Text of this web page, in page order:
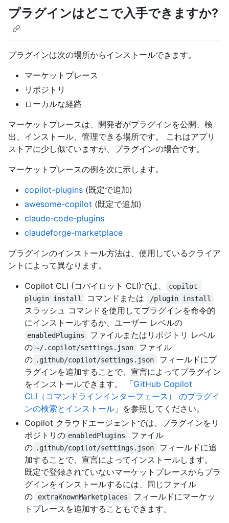
プラグインはどこで入手できますか?
プラグインは次の場所からインストールできます。
マーケットプレース
リポジトリ
ローカルな経路
マーケットプレースは、開発者がプラグインを公開、検
出、インストール、管理できる場所です。 これはアプリ
ストアに少し似ていますが、プラグインの場合です。
マーケットプレースの例を次に示します。
copilot-plugins (既定で追加)
awesome-copilot (既定で追加)
claude-code-plugins
claudeforge-marketplace
プラグインのインストール方法は、使用しているクライア
ントによって異なります。
Copilot CLI (コパイロット CLI)では、
copilot
plugin install
コマンドまたは /plugin install
スラッシュ コマンドを使用してプラグインを命令的
にインストールするか、ユーザー レベルの
enabledPlugins
ファイルまたはリポジトリ レベル
の ~/.copilot/settings.json
ファイル
の .github/copilot/settings.json
フィールドにプ
ラグインを追加することで、宣言によってプラグイン
をインストールできます。 「GitHub Copilot
CLI（コマンドラインインターフェース） のプラグイ
ンの検索とインストール 」を参照してください。
Copilot クラウドエージェントでは、プラグインをリ
ポジトリの enabledPlugins
ファイル
の .github/copilot/settings.json
フィールドに追
加することで、宣言によってインストールします。
既定で登録されていないマーケットプレースからプラ
グインをインストールするには、同じファイル
の
extraKnownMarketplaces
フィールドにマーケッ
トプレースを追加することもできます。